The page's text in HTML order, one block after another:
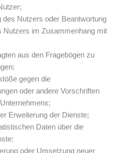
des Nutzers oder Beantwortung
Nutzers im Zusammenhang mit
aus den Fragebögen zu
gegen die
oder andere Vorschriften
Erweiterung der Dienste;
Daten über die
oder Umsetzung neuer